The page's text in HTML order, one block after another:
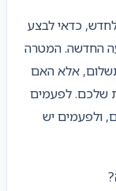
כדאי לבצע
החדשה. המטרה
אלא האם
שלכם. לפעמים
ולפעמים יש